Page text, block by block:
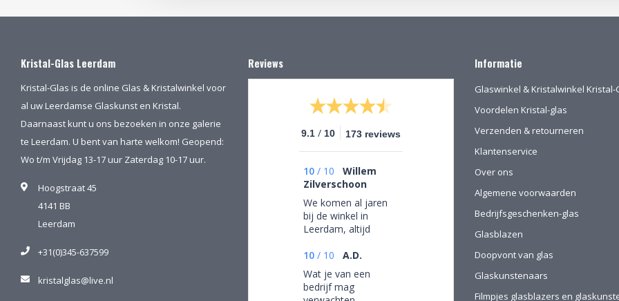
Kristal-Glas Leerdam
Kristal-Glas is de online Glas & Kristalwinkel voor
al uw Leerdamse Glaskunst en Kristal.
Daarnaast kunt u ons bezoeken in onze galerie
te Leerdam. U bent van harte welkom! Geopend:
Wo t/m Vrijdag 13-17 uur Zaterdag 10-17 uur.
Hoogstraat 45
4141 BB
Leerdam
+31(0)345-637599
kristalglas@live.nl
Reviews
9.1 / 10 173 reviews
10 / 10
Willem
Zilverschoon
We komen al jaren
bij de winkel in
Leerdam, altijd
waar we een aantal
van gekocht hebben.
Na onze verhuizing
naar Drenthe voor
10 / 10
A.D.
Wat je van een
bedrijf mag
Informatie
Glaswinkel & Kristalwinkel Kristal-
Voordelen Kristal-glas
Verzenden & retourneren
Klantenservice
Over ons
Algemene voorwaarden
Bedrijfsgeschenken-glas
Glasblazen
Doopvont van glas
Glaskunstenaars
Filmpjes glasblazers en